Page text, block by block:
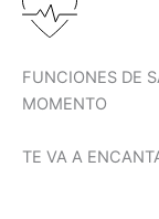
FUNCIONES DE
MOMENTO
TE VA A